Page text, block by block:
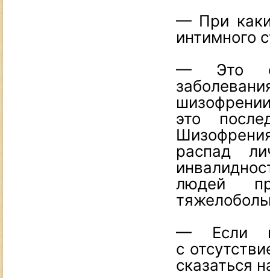
— При
интимного
— Это
это
распад
людей
— Если
с
сказаться